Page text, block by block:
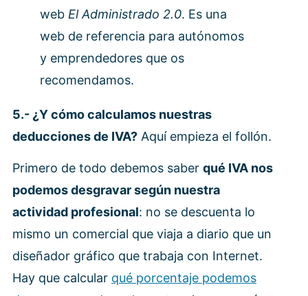
web El Administrado 2.0. Es una
web de referencia para autónomos
y emprendedores que os
recomendamos.
5.- ¿Y cómo calculamos nuestras
deducciones de IVA? Aquí empieza el follón.
Primero de todo debemos saber qué IVA nos
podemos desgravar según nuestra
actividad profesional: no se descuenta lo
mismo un comercial que viaja a diario que un
diseñador gráfico que trabaja con Internet.
Hay que calcular qué porcentaje podemos